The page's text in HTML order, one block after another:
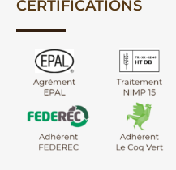
CERTIFICATIONS